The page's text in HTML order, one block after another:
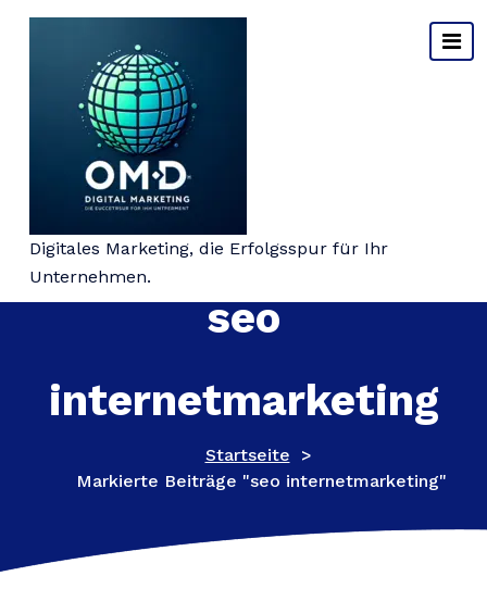
Digitales Marketing, die Erfolgsspur für Ihr
Unternehmen.
Schlagwort-Archiv:
seo
internetmarketing
Startseite >
Markierte Beiträge "seo internetmarketing"